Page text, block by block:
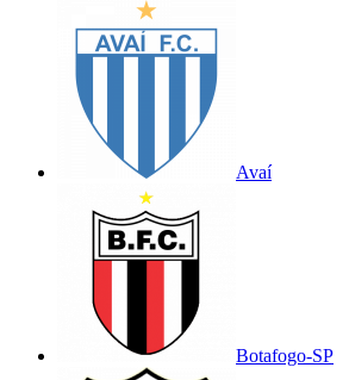
Avaí
Botafogo-SP